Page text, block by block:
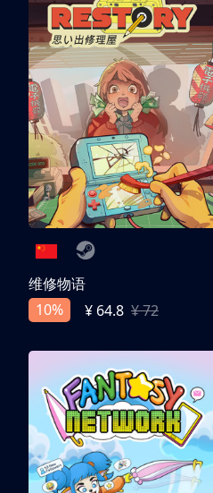
维修物语
10%
¥ 64.8 ¥ 72